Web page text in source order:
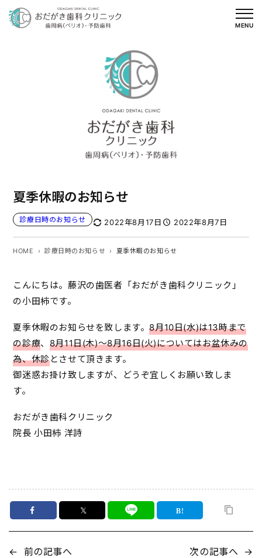
MENU
夏季休暇のお知らせ
診療日時のお知らせ 2022年8月17日 2022年8月7日
HOME 診療日時のお知らせ 夏季休暇のお知らせ
こんにちは。藤沢の歯医者「おだがき歯科クリニック」
の小田柿です。
夏季休暇のお知らせを致します。8月10日(水)は13時まで
の診療、 8月11日(木)～8月16日(火)についてはお盆休みの
為、休診とさせて頂きます。
御迷惑お掛け致しますが、どうぞ宜しくお願い致しま
す。
おだがき歯科クリニック
院長 小田柿 洋詩
𝕏
← 前の記事へ 次の記事へ →